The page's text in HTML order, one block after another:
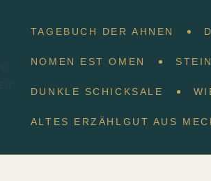
TAGEBUCH DER AHNEN
NOMEN EST OMEN
DUNKLE SCHICKSALE
ALTES ERZÄHLGUT AUS